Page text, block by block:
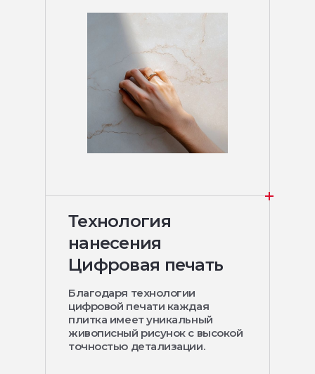
Технология
нанесения
Цифровая печать
Благодаря технологии
цифровой печати каждая
плитка имеет уникальный
живописный рисунок с высокой
точностью детализации.